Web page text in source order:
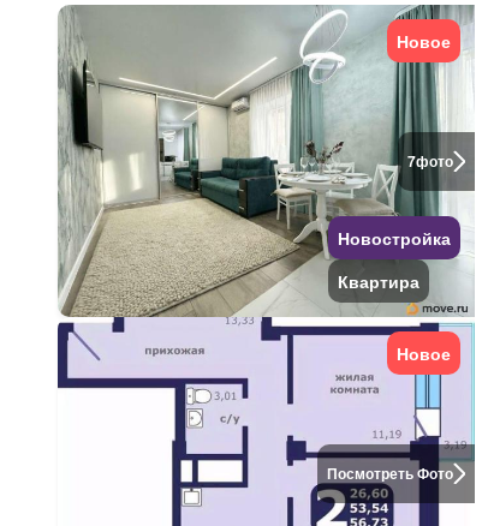
7фото
Новое
Новостройка
Квартира
Посмотреть Фото
Новое